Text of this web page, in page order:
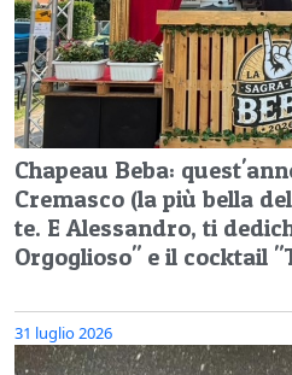
Chapeau Beba:
Cremasco (la più bella
te. E Alessandro, ti
Orgoglioso" e il cocktail
31 luglio 2026